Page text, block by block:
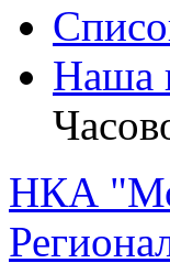
Наша
НКА